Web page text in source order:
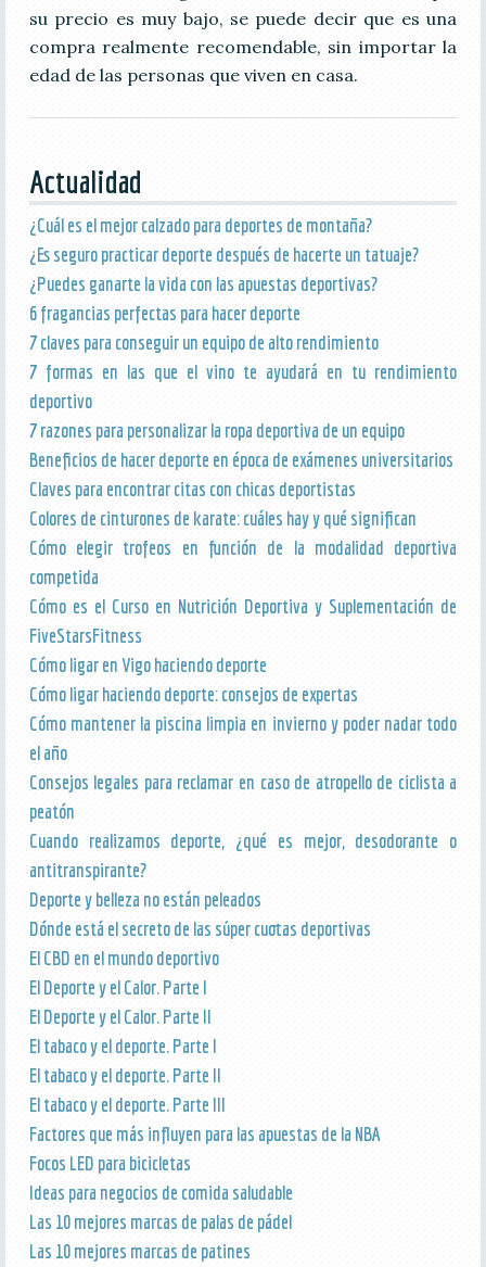
su precio es muy bajo, se puede decir que es una
compra realmente recomendable, sin importar la
edad de las personas que viven en casa.
Actualidad
¿Cuál es el mejor calzado para deportes de montaña?
¿Es seguro practicar deporte después de hacerte un tatuaje?
¿Puedes ganarte la vida con las apuestas deportivas?
6 fragancias perfectas para hacer deporte
7 claves para conseguir un equipo de alto rendimiento
7 formas en las que el vino te ayudará en tu rendimiento
deportivo
7 razones para personalizar la ropa deportiva de un equipo
Beneficios de hacer deporte en época de exámenes universitarios
Claves para encontrar citas con chicas deportistas
Colores de cinturones de karate: cuáles hay y qué significan
Cómo elegir trofeos en función de la modalidad deportiva
competida
Cómo es el Curso en Nutrición Deportiva y Suplementación de
FiveStarsFitness
Cómo ligar en Vigo haciendo deporte
Cómo ligar haciendo deporte: consejos de expertas
Cómo mantener la piscina limpia en invierno y poder nadar todo
el año
Consejos legales para reclamar en caso de atropello de ciclista a
peatón
Cuando realizamos deporte, ¿qué es mejor, desodorante o
antitranspirante?
Deporte y belleza no están peleados
Dónde está el secreto de las súper cuotas deportivas
El CBD en el mundo deportivo
El Deporte y el Calor. Parte I
El Deporte y el Calor. Parte II
El tabaco y el deporte. Parte I
El tabaco y el deporte. Parte II
El tabaco y el deporte. Parte III
Factores que más influyen para las apuestas de la NBA
Focos LED para bicicletas
Ideas para negocios de comida saludable
Las 10 mejores marcas de palas de pádel
Las 10 mejores marcas de patines